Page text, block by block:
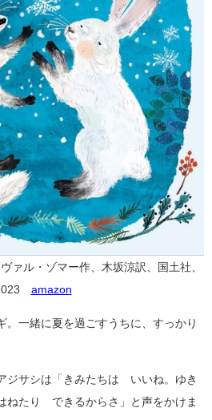
ァル・ゾマー作、木坂涼訳、国土社、
amazon
。一緒に夏を過ごすうちに、すっかり
ジサシは「きみたちは いいね。ゆき
たり できるからさ」と声をかけま